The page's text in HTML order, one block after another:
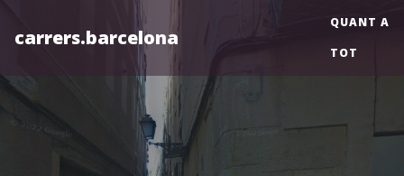
carrers.barcelona
QUANT A
TOT